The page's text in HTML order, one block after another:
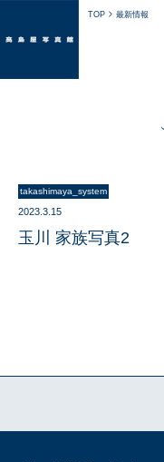
TOP 最新情報
takashimaya_system
2023.3.15
玉川 家族写真2